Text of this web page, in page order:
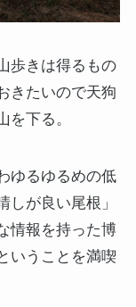
歩きは得るもの
きたいので天狗
下る。
ゆるゆるめの低
が良い尾根」
情報を持った博
いうことを満喫